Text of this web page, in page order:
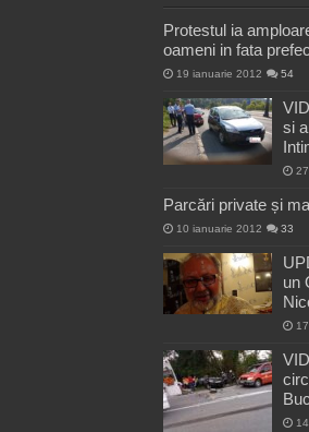
Protestul ia
oameni in fata
19 ianuarie 2012 54
si
Parcări private și
10 ianuarie 2012 33
un